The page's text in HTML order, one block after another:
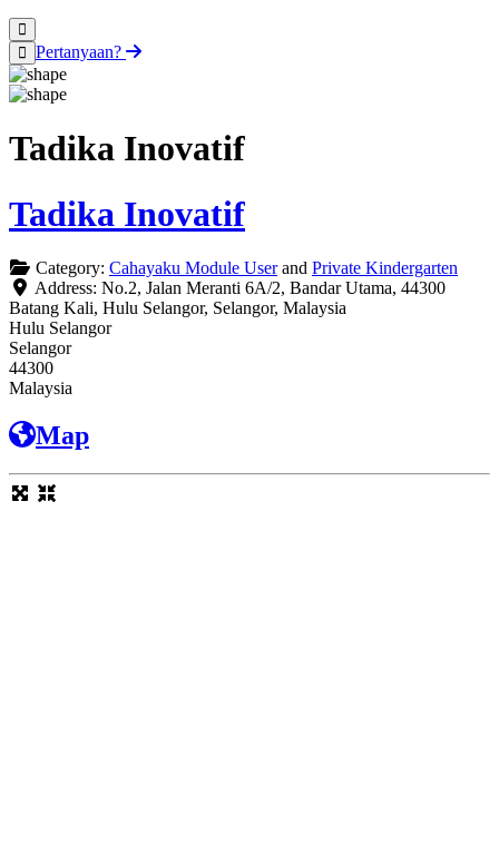
Pertanyaan?
Tadika Inovatif
Tadika Inovatif
Category: Cahayaku Module Userand Private Kindergarten
Address: No.2, Jalan Meranti 6A/2, Bandar Utama, 44300
Batang Kali, Hulu Selangor, Selangor, Malaysia
Hulu Selangor
Selangor
44300
Malaysia
Map